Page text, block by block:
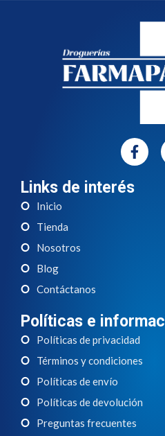
Links de interés
Inicio
Tienda
Nosotros
Blog
Contáctanos
Políticas e
Políticas de privacidad
Términos y condiciones
Políticas de envío
Políticas de devolución
Preguntas frecuentes